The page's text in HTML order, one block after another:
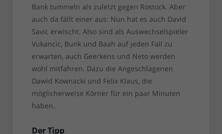
Bank tummeln als zuletzt gegen Rostock. Aber
auch da fällt einer aus: Nun hat es auch David
Savic erwischt. Also sind als Auswechselspieler
Vukancic, Bunk und Baah auf jeden Fall zu
erwarten, auch Geerkens und Neto werden
wohl mitfahren. Dazu die Angeschlagenen
Dawid Kownacki und Felix Klaus, die
möglicherweise Körner für ein paar Minuten
haben.
Der Tipp